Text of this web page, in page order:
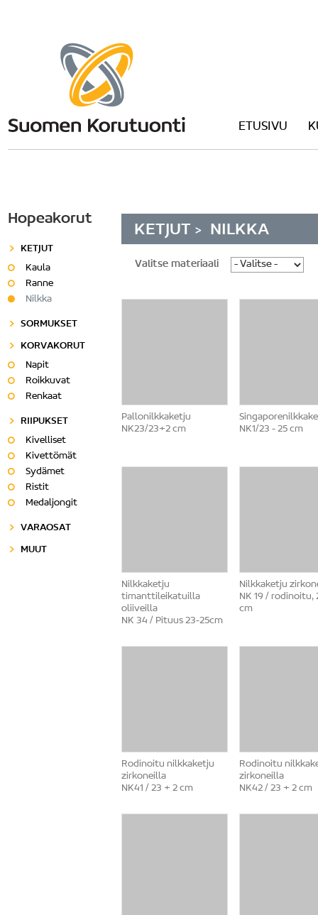
ETUSIVU
KETJUT > NILKKA
Valitse materiaali
Pallonilkkaketju
NK23/23+2 cm
NK1/23 - 25 cm
Nilkkaketju
timanttileikatuilla
oliiveilla
NK 34 / Pituus 23-25cm
Nilkkaketju
NK 19 / rodinoitu,
cm
Rodinoitu nilkkaketju
zirkoneilla
NK41 / 23 + 2 cm
Rodinoitu
zirkoneilla
NK42 / 23 + 2 cm
Hopeakorut
KETJUT
Kaula
Ranne
Nilkka
SORMUKSET
KORVAKORUT
Napit
Roikkuvat
Renkaat
RIIPUKSET
Kivelliset
Kivettömät
Sydämet
Ristit
Medaljongit
VARAOSAT
MUUT